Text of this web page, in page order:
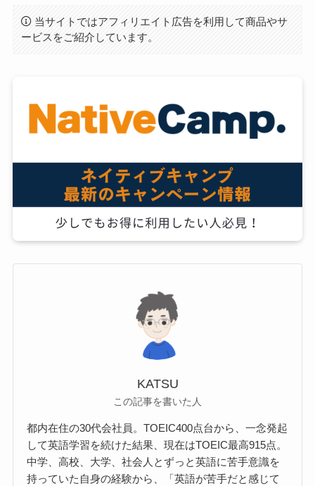
当サイトではアフィリエイト広告を利用して商品やサ
ービスをご紹介しています。
KATSU
この記事を書いた人
都内在住の30代会社員。TOEIC400点台から、一念発起
して英語学習を続けた結果、現在はTOEIC最高915点。
中学、高校、大学、社会人とずっと英語に苦手意識を
持っていた自身の経験から、「英語が苦手だと感じて